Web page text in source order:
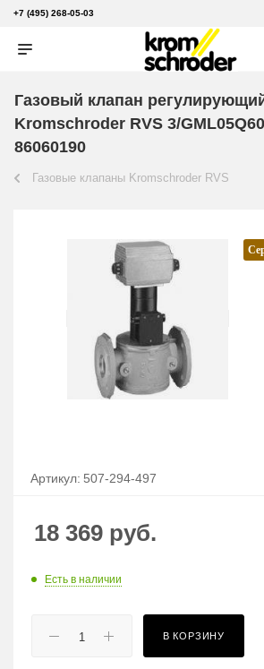
+7 (495) 268-05-03
Газовый клапан
Kromschroder RVS 3/
86060190
Газовые клапаны Kromschroder RVS
Артикул: 507-294-497
18 369 руб.
Есть в наличии
В КОРЗИНУ